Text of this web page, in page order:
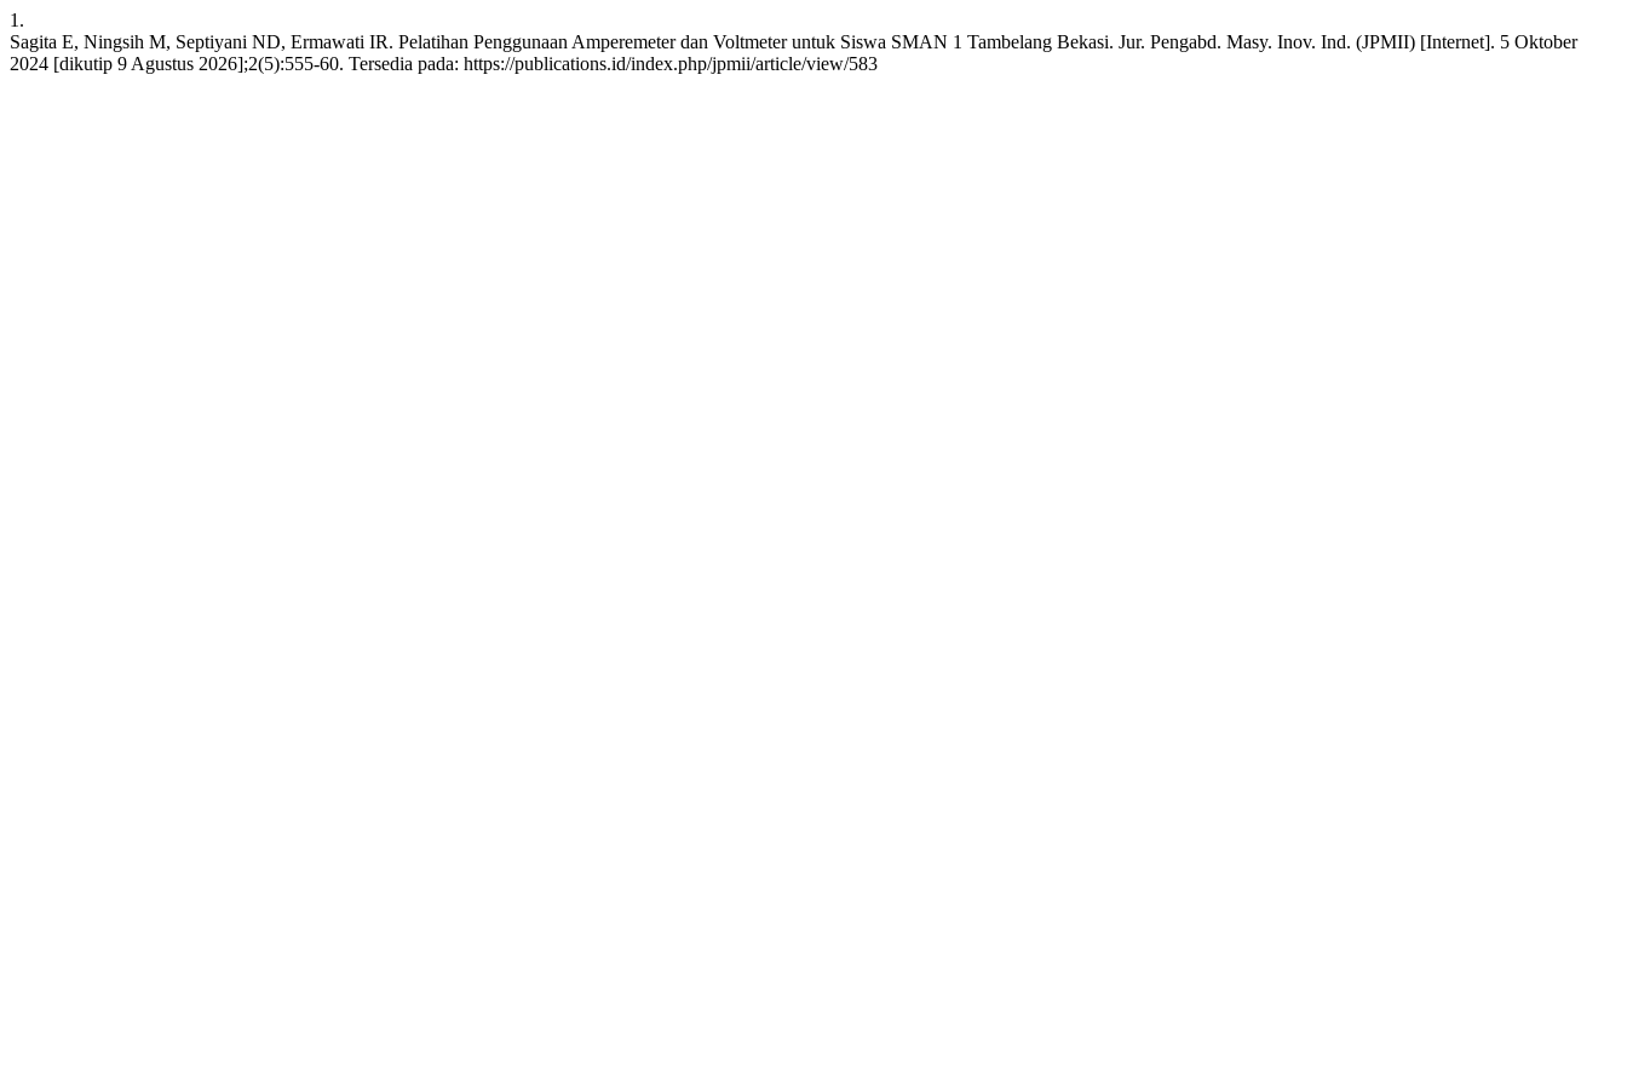
1.
Sagita E, Ningsih M, Septiyani ND, Ermawati IR. Pelatihan Penggunaan Amperemeter dan Voltmeter untuk Siswa SMAN 1 Tambelang Bekasi. Jur. Pengabd. Masy. Inov. Ind. (JPMII) [Internet]. 5 Oktober
2024 [dikutip 9 Agustus 2026];2(5):555-60. Tersedia pada: https://publications.id/index.php/jpmii/article/view/583